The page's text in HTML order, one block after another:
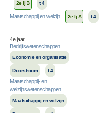
2e lj B t 4
Maatschappij en welzijn 2e lj A t 4
4e jaar
Bedrijfswetenschappen
Economie en organisatie
Doorstroom t 4
Maatschappij- en
welzijnswetenschappen
Maatschappij en welzijn